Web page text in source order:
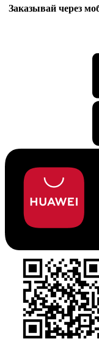
Заказывай через